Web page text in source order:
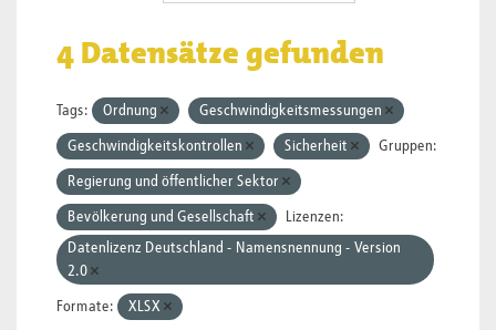
4 Datensätze gefunden
Tags: Ordnung Geschwindigkeitsmessungen
Geschwindigkeitskontrollen Sicherheit Gruppen:
Regierung und öffentlicher Sektor
Bevölkerung und Gesellschaft
Lizenzen:
Datenlizenz Deutschland - Namensnennung - Version
2.0
Formate: XLSX